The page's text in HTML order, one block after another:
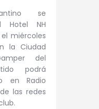
se
Hotel NH
miércoles
la Ciudad
del
podrá
en Radio
las redes